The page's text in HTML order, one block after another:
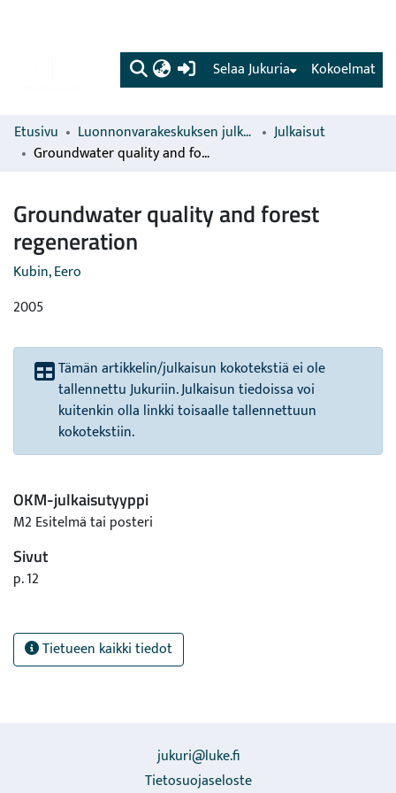
(current) Kokoelmat
Selaa Jukuria
Etusivu Luonnonvarakeskuksen julkaisut
Julkaisut
Groundwater quality and forest regeneration
Groundwater quality and forest
regeneration
Kubin, Eero
2005
Tämän artikkelin/julkaisun kokotekstiä ei ole
tallennettu Jukuriin. Julkaisun tiedoissa voi
kuitenkin olla linkki toisaalle tallennettuun
kokotekstiin.
OKM-julkaisutyyppi
M2 Esitelmä tai posteri
Sivut
p. 12
Tietueen kaikki tiedot
jukuri@luke.fi
Tietosuojaseloste